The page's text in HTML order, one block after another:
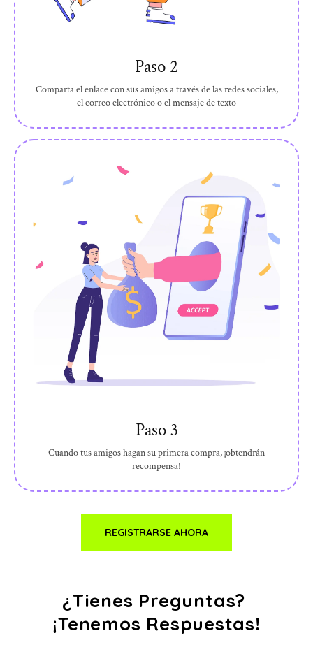
Paso 2
Comparta el enlace con sus amigos a través de las redes sociales,
el correo electrónico o el mensaje de texto
Paso 3
Cuando tus amigos hagan su primera compra, ¡obtendrán
recompensa!
REGISTRARSE AHORA
¿Tienes Preguntas?
¡Tenemos Respuestas!